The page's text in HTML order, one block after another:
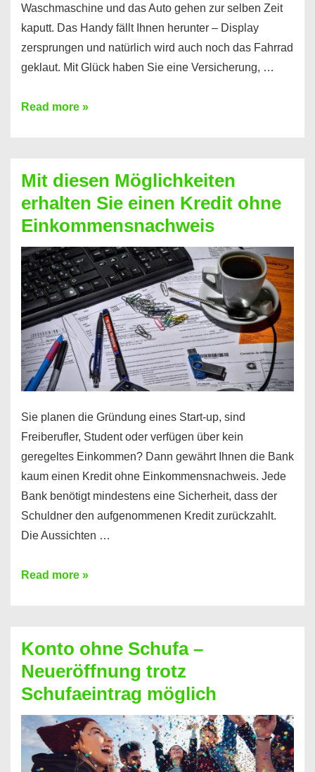
Waschmaschine und das Auto gehen zur selben Zeit
kaputt. Das Handy fällt Ihnen herunter – Display
zersprungen und natürlich wird auch noch das Fahrrad
geklaut. Mit Glück haben Sie eine Versicherung, …
Ferratum
für
schnelle
Durchstarter
Read more »
Mit diesen Möglichkeiten
erhalten Sie einen Kredit ohne
Einkommensnachweis
Sie planen die Gründung eines Start-up, sind
Freiberufler, Student oder verfügen über kein
geregeltes Einkommen? Dann gewährt Ihnen die Bank
kaum einen Kredit ohne Einkommensnachweis. Jede
Bank benötigt mindestens eine Sicherheit, dass der
Schuldner den aufgenommenen Kredit zurückzahlt.
Die Aussichten …
Mit
Sie
einen
Kredit
ohne
Einkommensnachweis
Read more »
Konto ohne Schufa –
Neueröffnung trotz
Schufaeintrag möglich